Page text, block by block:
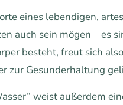
eines lebendigen,
auch sein mögen – es
besteht, freut sich
zur Gesunderhaltung
weist außerdem